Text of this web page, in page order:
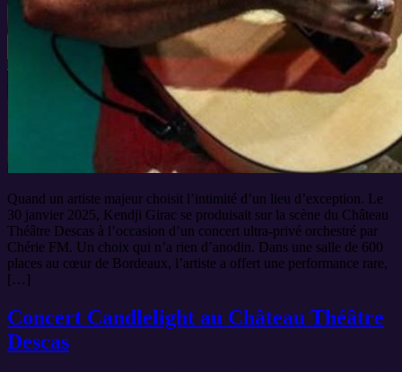
Quand un artiste majeur choisit l’intimité d’un lieu d’exception. Le
30 janvier 2025, Kendji Girac se produisait sur la scène du Château
Théâtre Descas à l’occasion d’un concert ultra-privé orchestré par
Chérie FM. Un choix qui n’a rien d’anodin. Dans une salle de 600
places au cœur de Bordeaux, l’artiste a offert une performance rare,
[…]
Concert Candlelight au Château Théâtre
Descas